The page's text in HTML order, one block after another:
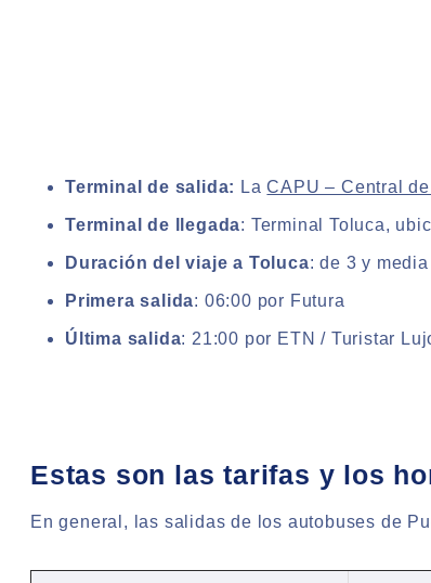
Terminal de salida: LaCAPU – Central
Terminal de llegada: Terminal Toluca,
Duración del viaje a Toluca: de 3 y
Primera salida: 06:00 por Futura
Última salida: 21:00 por ETN / Turistar
Estas son las tarifas y los
En general, las salidas de los autobuses de